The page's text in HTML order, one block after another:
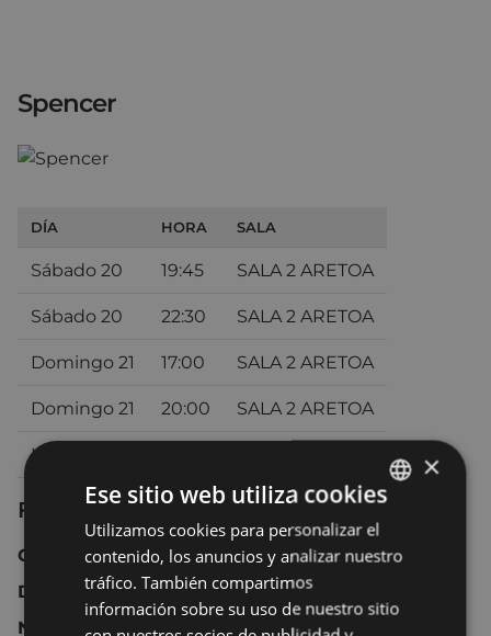
Spencer
DÍA HORA SALA
Sábado 20 19:45 SALA 2 ARETOA
Sábado 20 22:30 SALA 2 ARETOA
Domingo 21 17:00 SALA 2 ARETOA
Domingo 21 20:00 SALA 2 ARETOA
Lunes 22
Ficha técnica
Chile 2021 111 min.
Drama.
No recomendada para menores de 12 años.
BASQUE
SPANISH
×
Ese sitio web utiliza cookies
Utilizamos cookies para personalizar el
contenido, los anuncios y analizar nuestro
tráfico. También compartimos
información sobre su uso de nuestro sitio